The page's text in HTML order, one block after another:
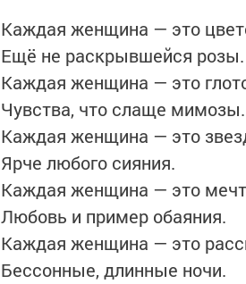
Каждая женщина — это
Ещё не раскрывшейся розы.
Каждая женщина — это
Чувства, что слаще мимозы.
Каждая женщина — это
Ярче любого сияния.
Каждая женщина — это
Любовь и пример обаяния.
Каждая женщина — это
Бессонные, длинные ночи.